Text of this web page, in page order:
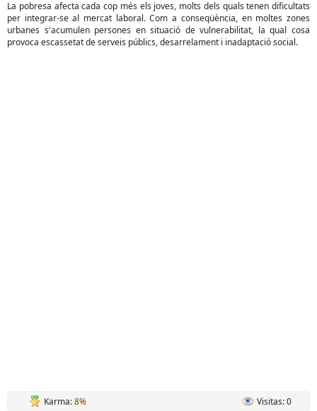
La pobresa afecta cada cop més els joves, molts dels quals tenen dificultats
per integrar-se al mercat laboral. Com a conseqüència, en moltes zones
urbanes s'acumulen persones en situació de vulnerabilitat, la qual cosa
provoca escassetat de serveis públics, desarrelament i inadaptació social.
Karma:8% Visitas: 0